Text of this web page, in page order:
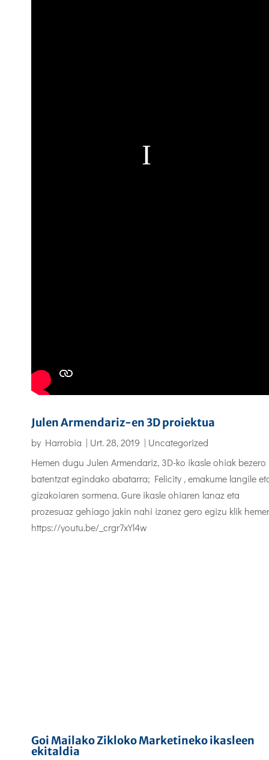
Julen Armendariz-en 3D proiektua
by Harrobia | Urt. 28, 2019 | Uncategorized
Hemen dugu Julen Armendariz, 3D-ko ikasle ohiak bezero
batentzat egindako abatarra; Felicity , emakume langile
gizakoiaren sormena. Gure ikasle ohiaren lanaz eta
prozesuaz gehiago jakin nahi izanez gero egizu klik
https://youtu.be/_crgr7xYl4w
Goi Mailako Zikloko Marketineko ikasleen
ekitaldia